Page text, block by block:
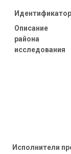
Идентификатор
Описание
района
исследования
Исполнители